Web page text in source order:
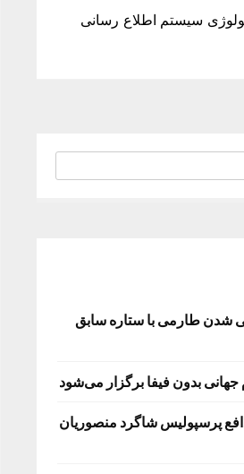
سیستم اطلاع رسانی
شدن طارمی با ستاره سابق
جهانی بدون فیفا برگزار می‌شود
پرسپولیس شاگرد منصوریان